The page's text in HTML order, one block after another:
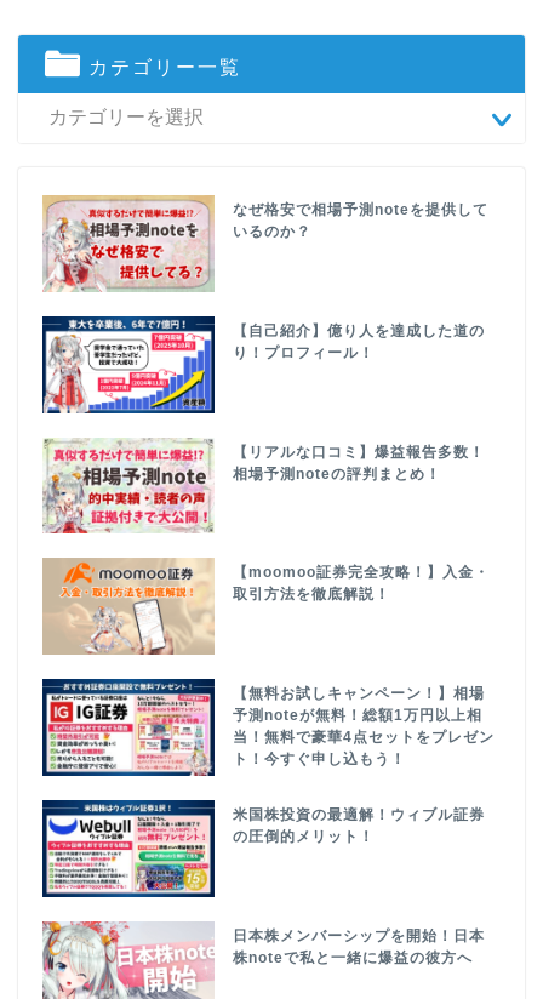
カテゴリー一覧
なぜ格安で相場予測noteを提供して
いるのか？
【自己紹介】億り人を達成した道の
り！プロフィール！
【リアルな口コミ】爆益報告多数！
相場予測noteの評判まとめ！
【moomoo証券完全攻略！】入金・
取引方法を徹底解説！
【無料お試しキャンペーン！】相場
予測noteが無料！総額1万円以上相
当！無料で豪華4点セットをプレゼン
ト！今すぐ申し込もう！
米国株投資の最適解！ウィブル証券
の圧倒的メリット！
日本株メンバーシップを開始！日本
株noteで私と一緒に爆益の彼方へ